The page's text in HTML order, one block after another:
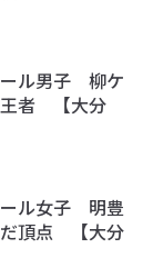
ル男子 柳ケ
者 【大分
ル女子 明豊
頂点 【大分